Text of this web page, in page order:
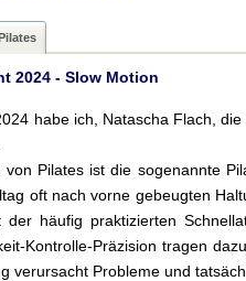
2024 - Slow Motion
habe ich, Natascha Flach,
von Pilates ist die sogenannte
oft nach vorne gebeugten
der häufig praktizierten
Kontrolle-Präzision tragen
verursacht Probleme und